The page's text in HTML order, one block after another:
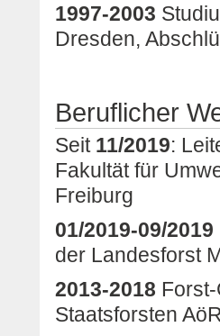
1997-2003
Dresden,
Beruflicher
Seit 11/2019:
Fakultät für
Freiburg
01/2019-09/2019
der Landesforst
2013-2018
Staatsforsten